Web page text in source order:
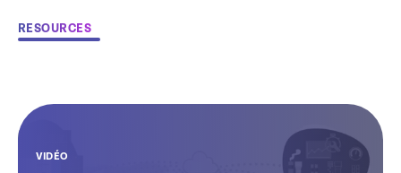
RESOURCES
VIDÉO